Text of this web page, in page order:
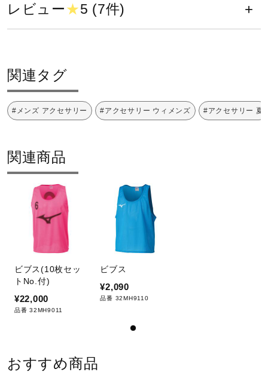
メディカル
コラボ／ライセンス
セール
その他
サポート
直営店一覧
64：ノックアウトピンク
ポリエステル100％
原産国
発売シーズン
2019年春夏
レビュー★5 (7件)
関連タグ
#メンズ アクセサリー #アクセサリー ウィメンズ #アクセサリー 夏
関連商品
ビブス(10枚セッ
トNo.付)
¥22,000
品番 32MH9011
ビブス
¥2,090
品番 32MH9110
おすすめ商品